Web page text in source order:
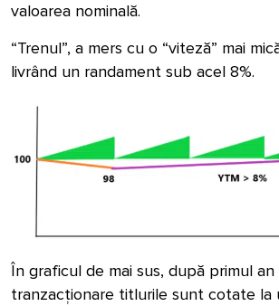
valoarea nominală.
“Trenul”, a mers cu o “viteză” mai
livrând un randament sub acel 8%.
În graficul de mai sus, după primul an
tranzacționare titlurile sunt cotate la